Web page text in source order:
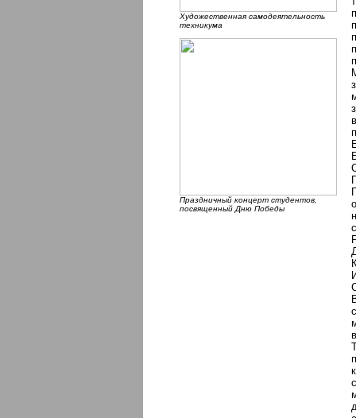
Художественная самодеятельность
техникума
Праздничный концерт студентов,
посвященный Дню Победы